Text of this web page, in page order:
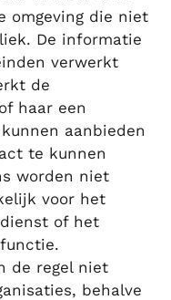
omgeving die niet
De informatie
verwerkt
de
haar een
aanbieden
te kunnen
worden niet
voor het
of het
de regel niet
behalve